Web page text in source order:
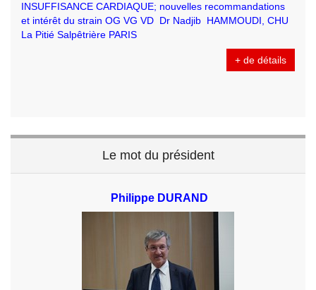
INSUFFISANCE CARDIAQUE; nouvelles recommandations
et intérêt du strain OG VG VD Dr Nadjib HAMMOUDI, CHU
La Pitié Salpêtrière PARIS
+ de détails
Le mot du président
Philippe DURAND